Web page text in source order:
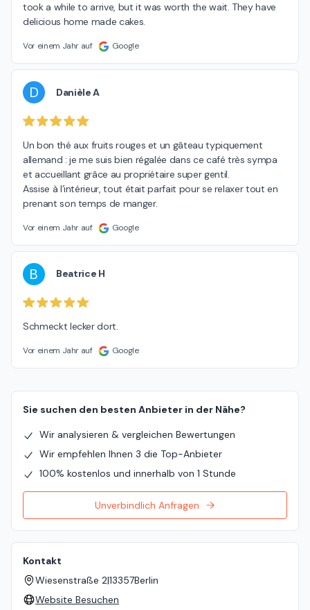
took a while to arrive, but it was worth the wait. They have
delicious home made cakes.
Vor einem Jahr auf Google
D Danièle A
Un bon thé aux fruits rouges et un gâteau typiquement
allemand : je me suis bien régalée dans ce café très sympa
et accueillant grâce au propriétaire super gentil.
Assise à l’intérieur, tout était parfait pour se relaxer tout en
prenant son temps de manger.
Vor einem Jahr auf Google
B Beatrice H
Schmeckt lecker dort.
Vor einem Jahr auf Google
Sie suchen den besten Anbieter in der Nähe?
Wir analysieren & vergleichen Bewertungen
Wir empfehlen Ihnen 3 die Top-Anbieter
100% kostenlos und innerhalb von 1 Stunde
Unverbindlich Anfragen
Kontakt
Wiesenstraße 2|13357Berlin
Website Besuchen